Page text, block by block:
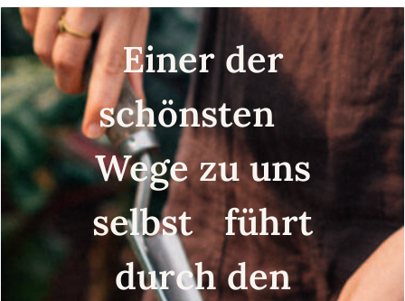
Einer der
schönsten
Wege zu uns
selbst führt
durch den